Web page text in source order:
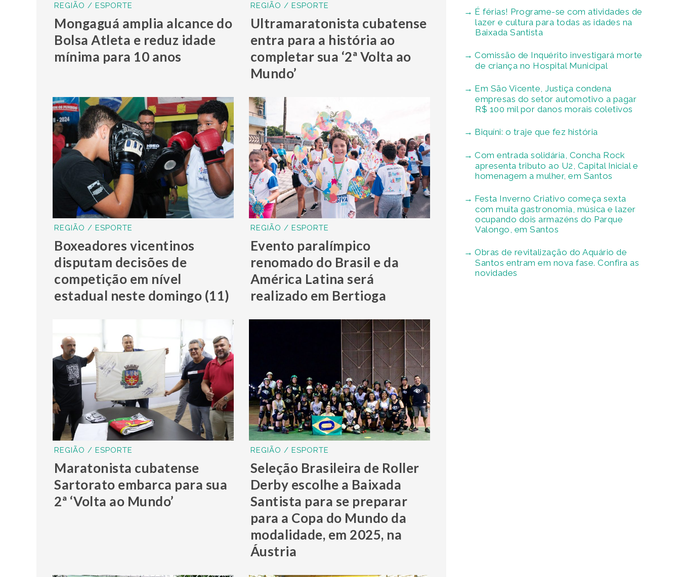
REGIÃO / ESPORTE
Mongaguá amplia alcance do
Bolsa Atleta e reduz idade
mínima para 10 anos
REGIÃO / ESPORTE
Ultramaratonista cubatense
entra para a história ao
completar sua ‘2ª Volta ao
Mundo’
REGIÃO / ESPORTE
Boxeadores vicentinos
disputam decisões de
competição em nível
estadual neste domingo (11)
REGIÃO / ESPORTE
Evento paralímpico
renomado do Brasil e da
América Latina será
realizado em Bertioga
REGIÃO / ESPORTE
Maratonista cubatense
Sartorato embarca para sua
2ª ‘Volta ao Mundo’
REGIÃO / ESPORTE
Seleção Brasileira de Roller
Derby escolhe a Baixada
Santista para se preparar
para a Copa do Mundo da
modalidade, em 2025, na
Áustria
É férias! Programe-se com atividades de
lazer e cultura para todas as idades na
Baixada Santista
Comissão de Inquérito investigará morte
de criança no Hospital Municipal
Em São Vicente, Justiça condena
empresas do setor automotivo a pagar
R$ 100 mil por danos morais coletivos
Biquíni: o traje que fez história
Com entrada solidária, Concha Rock
apresenta tributo ao U2, Capital Inicial e
homenagem a mulher, em Santos
Festa Inverno Criativo começa sexta
com muita gastronomia, música e lazer
ocupando dois armazéns do Parque
Valongo, em Santos
Obras de revitalização do Aquário de
Santos entram em nova fase. Confira as
novidades